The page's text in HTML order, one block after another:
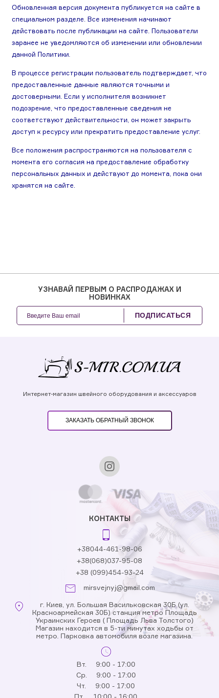
Обновленная версия документа публикуется на сайте в
специальном разделе. Все изменения начинают
действовать после публикации на сайте. Пользователи
заранее не уведомляются об изменении или обновлении
данной Политики.
В процессе регистрации пользователь подтверждает, что
предоставленные данные являются точными и
достоверными. Если у исполнителя возникнет
подозрение, что предоставленные сведения не
соответствуют действительности, он может закрыть
доступ к ресурсу или прекратить предоставление услуг.
Все положения распространяются на пользователя с
момента его согласия на предоставление обработку
персональных данных и действуют до момента, пока они
хранятся на сайте.
УЗНАВАЙ ПЕРВЫМ О РАСПРОДАЖАХ И
НОВИНКАХ
ПОДПИСАТЬСЯ
Интернет-магазин швейного оборудования и аксессуаров
ЗАКАЗАТЬ ОБРАТНЫЙ ЗВОНОК
КОНТАКТЫ
+38044-461-98-06
+38(068)037-95-08
+38 (099)454-93-24
mirsvejnyj@gmail.com
г. Киев, ул. Большая Васильковская 30Б (ул.
Красноармейская 30Б) станция метро Площадь
Украинских Героев ( Площадь Льва Толстого)
Магазин находится в 5-ти минутах ходьбы от
метро. Парковка автомобиля возле магазина.
Вт.
9:00 - 17:00
Ср.
9:00 - 17:00
Чт.
9:00 - 17:00